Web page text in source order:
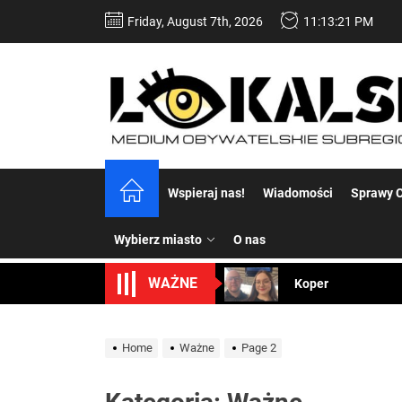
Friday, August 7th, 2026 11:13:23 PM
Wspieraj nas! Wiadomości Sprawy
Wybierz miasto O nas
WAŻNE
Koper – część 2.
Uwaga Dębieńsko
Home Ważne Page 2